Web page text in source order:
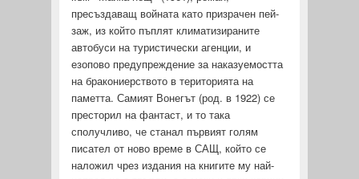
пресъздаващ войната като призрачен пей­
заж, из който пъплят климатизираните
автобуси на туристиче­ски агенции, и
езопово предупреждение за наказуемостта
на бракониерството в територията на
паметта. Самият Вонегът (род. в 1922) се
престорил на фантаст, и то така
сполучливо, че станал пър­вият голям
писател от ново време в САЩ, който се
наложил чрез издания на книгите му най-